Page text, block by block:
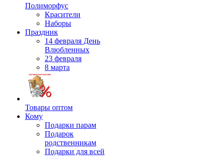
Полиморфус
Красители
Наборы
Праздник
14 февраля День
Влюбленных
23 февраля
8 марта
Товары оптом
Кому
Подарки парам
Подарок
родственникам
Подарки для всей